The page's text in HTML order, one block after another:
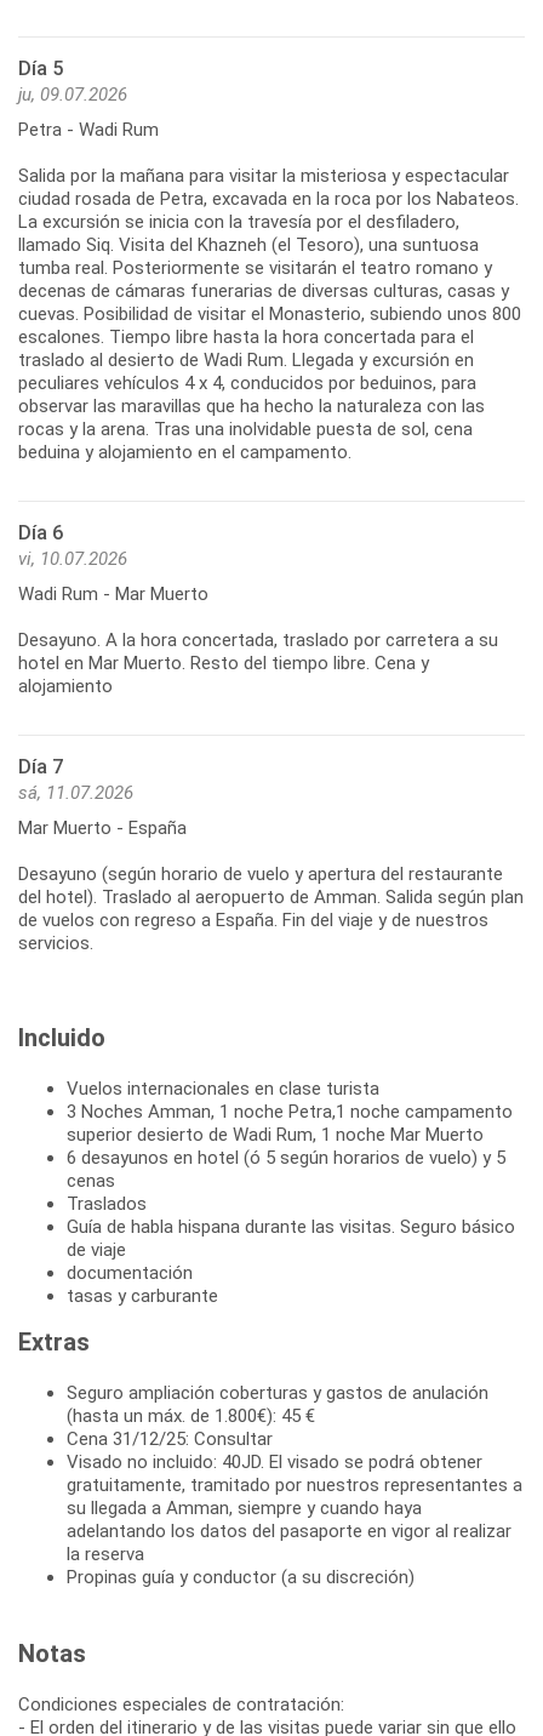
Día 5
ju, 09.07.2026
Petra - Wadi Rum
Salida por la mañana para visitar la misteriosa y espectacular
ciudad rosada de Petra, excavada en la roca por los Nabateos.
La excursión se inicia con la travesía por el desfiladero,
llamado Siq. Visita del Khazneh (el Tesoro), una suntuosa
tumba real. Posteriormente se visitarán el teatro romano y
decenas de cámaras funerarias de diversas culturas, casas y
cuevas. Posibilidad de visitar el Monasterio, subiendo unos 800
escalones. Tiempo libre hasta la hora concertada para el
traslado al desierto de Wadi Rum. Llegada y excursión en
peculiares vehículos 4 x 4, conducidos por beduinos, para
observar las maravillas que ha hecho la naturaleza con las
rocas y la arena. Tras una inolvidable puesta de sol, cena
beduina y alojamiento en el campamento.
Día 6
vi, 10.07.2026
Wadi Rum - Mar Muerto
Desayuno. A la hora concertada, traslado por carretera a su
hotel en Mar Muerto. Resto del tiempo libre. Cena y
alojamiento
Día 7
sá, 11.07.2026
Mar Muerto - España
Desayuno (según horario de vuelo y apertura del restaurante
del hotel). Traslado al aeropuerto de Amman. Salida según plan
de vuelos con regreso a España. Fin del viaje y de nuestros
servicios.
Incluido
Vuelos internacionales en clase turista
3 Noches Amman, 1 noche Petra,1 noche campamento
superior desierto de Wadi Rum, 1 noche Mar Muerto
6 desayunos en hotel (ó 5 según horarios de vuelo) y 5
cenas
Traslados
Guía de habla hispana durante las visitas. Seguro básico
de viaje
documentación
tasas y carburante
Extras
Seguro ampliación coberturas y gastos de anulación
(hasta un máx. de 1.800€): 45 €
Cena 31/12/25: Consultar
Visado no incluido: 40JD. El visado se podrá obtener
gratuitamente, tramitado por nuestros representantes a
su llegada a Amman, siempre y cuando haya
adelantando los datos del pasaporte en vigor al realizar
la reserva
Propinas guía y conductor (a su discreción)
Notas
Condiciones especiales de contratación:
- El orden del itinerario y de las visitas puede variar sin que ello